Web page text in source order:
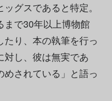
グスであると特定。
まで30年以上博物館
り、本の執筆を行っ
対し、彼は無実であ
めされている」と語っ